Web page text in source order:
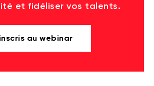
et fidéliser vos talents.
au webinar